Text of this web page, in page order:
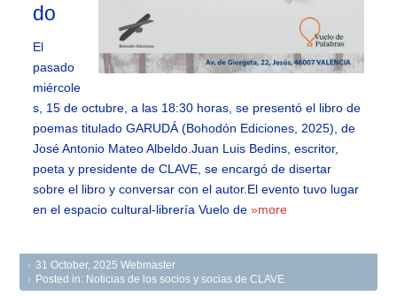
do
El
pasado
miércole
s, 15 de octubre, a las 18:30 horas, se presentó el libro de
poemas titulado GARUDÁ (Bohodón Ediciones, 2025), de
José Antonio Mateo Albeldo.Juan Luis Bedins, escritor,
poeta y presidente de CLAVE, se encargó de disertar
sobre el libro y conversar con el autor.El evento tuvo lugar
en el espacio cultural-librería Vuelo de»more
31 October, 2025 Webmaster
Posted in: Noticias de los socios y socias de CLAVE